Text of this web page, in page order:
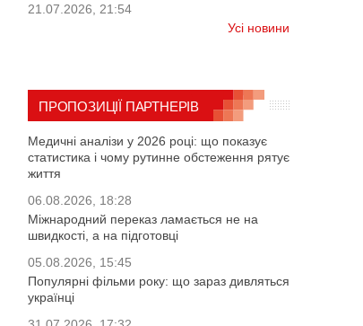
21.07.2026, 21:54
Усі новини
ПРОПОЗИЦІЇ ПАРТНЕРІВ
Медичні аналізи у 2026 році: що показує
статистика і чому рутинне обстеження рятує
життя
06.08.2026, 18:28
Міжнародний переказ ламається не на
швидкості, а на підготовці
05.08.2026, 15:45
Популярні фільми року: що зараз дивляться
українці